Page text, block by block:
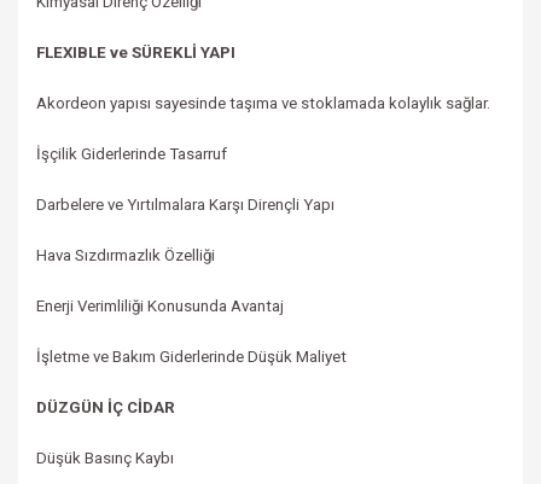
FLEXIBLE ve SÜREKLİ YAPI
Akordeon yapısı sayesinde taşıma ve stoklamada kolaylık sağlar.
İşçilik Giderlerinde Tasarruf
Darbelere ve Yırtılmalara Karşı Dirençli Yapı
Hava Sızdırmazlık Özelliği
Enerji Verimliliği Konusunda Avantaj
İşletme ve Bakım Giderlerinde Düşük Maliyet
DÜZGÜN İÇ CİDAR
Düşük Basınç Kaybı